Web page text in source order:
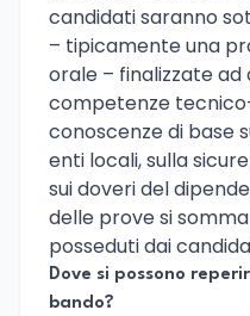
candidati saranno
– tipicamente una
orale – finalizzate
competenze
conoscenze di base
enti locali, sulla
sui doveri del
delle prove si
posseduti dai
Dove si possono
bando?